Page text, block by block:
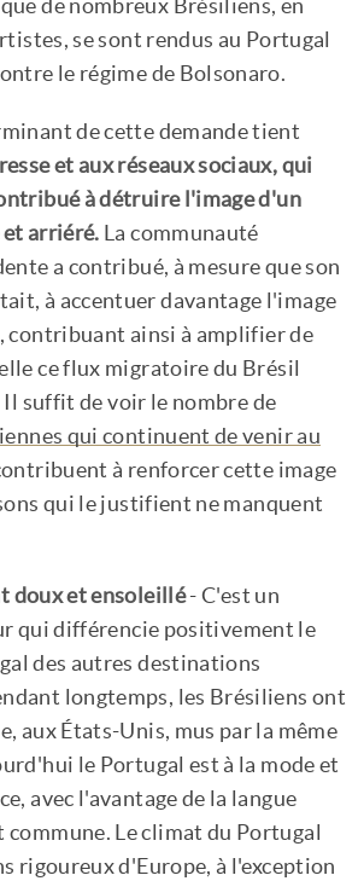
de nombreux Brésiliens, en
se sont rendus au Portugal
le régime de Bolsonaro.
de cette demande tient
et aux réseaux sociaux, qui
à détruire l'image d'un
et arriéré. La communauté
a contribué, à mesure que son
à accentuer davantage l'image
contribuant ainsi à amplifier de
ce flux migratoire du Brésil
suffit de voir le nombre de
qui continuent de venir au
à renforcer cette image
qui le justifient ne manquent
doux et ensoleillé- C'est un
qui différencie positivement le
des autres destinations
longtemps, les Brésiliens ont
aux États-Unis, mus par la même
le Portugal est à la mode et
avec l'avantage de la langue
commune. Le climat du Portugal
rigoureux d'Europe, à l'exception